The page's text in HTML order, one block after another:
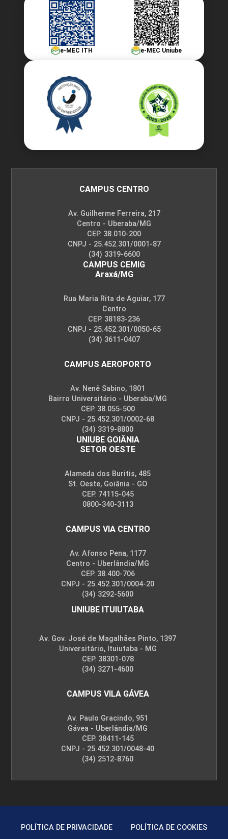
e-MEC ITH e-MEC Uniube
CAMPUS CENTRO
Av. Guilherme Ferreira, 217
Centro - Uberaba/MG
CEP. 38.010-200
CNPJ - 25.452.301/0001-87
(34) 3319-6600
CAMPUS CEMIG
Araxá/MG
Rua Maria Rita de Aguiar, 177
Centro
CEP. 38183-236
CNPJ - 25.452.301/0050-65
(34) 3611-0407
CAMPUS AEROPORTO
Av. Nenê Sabino, 1801
Bairro Universitário - Uberaba/MG
CEP. 38.055-500
CNPJ - 25.452.301/0002-68
(34) 3319-8800
UNIUBE GOIÂNIA
SETOR OESTE
Alameda dos Buritis, 485
St. Oeste, Goiânia - GO
CEP. 74115-045
0800-340-3113
CAMPUS VIA CENTRO
Av. Afonso Pena, 1177
Centro - Uberlândia/MG
CEP. 38.400-706
CNPJ - 25.452.301/0004-20
(34) 3292-5600
UNIUBE ITUIUTABA
Av. Gov. José de Magalhães Pinto, 1397
Universitário, Ituiutaba - MG
CEP. 38301-078
(34) 3271-4600
CAMPUS VILA GÁVEA
Av. Paulo Gracindo, 951
Gávea - Uberlândia/MG
CEP. 38411-145
CNPJ - 25.452.301/0048-40
(34) 2512-8760
POLÍTICA DE PRIVACIDADE POLÍTICA DE COOKIES